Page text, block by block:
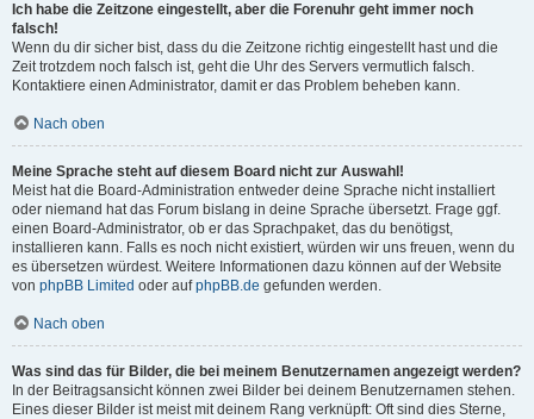
Ich habe die Zeitzone eingestellt, aber die Forenuhr geht immer noch
falsch!
Wenn du dir sicher bist, dass du die Zeitzone richtig eingestellt hast und die
Zeit trotzdem noch falsch ist, geht die Uhr des Servers vermutlich falsch.
Kontaktiere einen Administrator, damit er das Problem beheben kann.
Nach oben
Meine Sprache steht auf diesem Board nicht zur Auswahl!
Meist hat die Board-Administration entweder deine Sprache nicht installiert
oder niemand hat das Forum bislang in deine Sprache übersetzt. Frage ggf.
einen Board-Administrator, ob er das Sprachpaket, das du benötigst,
installieren kann. Falls es noch nicht existiert, würden wir uns freuen, wenn du
es übersetzen würdest. Weitere Informationen dazu können auf der Website
von phpBB Limited oder aufphpBB.de gefunden werden.
Nach oben
Was sind das für Bilder, die bei meinem Benutzernamen angezeigt werden?
In der Beitragsansicht können zwei Bilder bei deinem Benutzernamen stehen.
Eines dieser Bilder ist meist mit deinem Rang verknüpft: Oft sind dies Sterne,